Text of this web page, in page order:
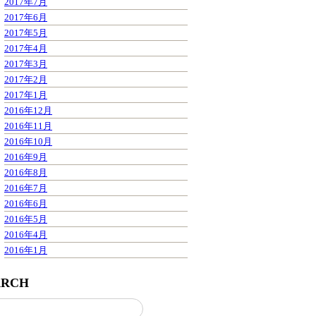
2017年6月
2017年5月
2017年4月
2017年3月
2017年2月
2017年1月
2016年12月
2016年11月
2016年10月
2016年9月
2016年8月
2016年7月
2016年6月
2016年5月
2016年4月
2016年1月